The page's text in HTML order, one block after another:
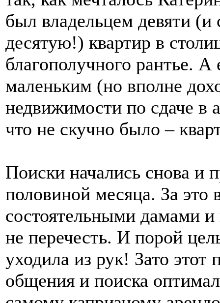
был владельцем девяти (и
десятую!) квартир в
благополучного рантье.
маленьким (но вполне
недвижимости по сдаче в
что не скучно было –
Поиски начались снова и
половиной месяца. За это
состоятельными дамами
не перечесть. И порой
уходила из рук! Зато
общения и поиска